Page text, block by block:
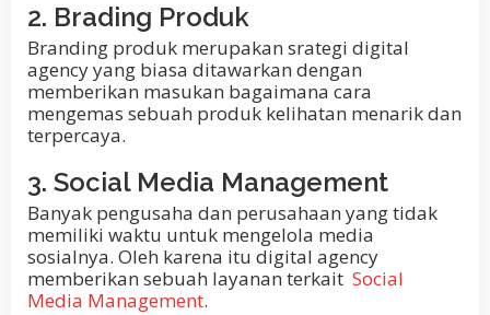
2. Brading Produk
Branding produk merupakan srategi digital
agency yang biasa ditawarkan dengan
memberikan masukan bagaimana cara
mengemas sebuah produk kelihatan menarik dan
terpercaya.
3. Social Media Management
Banyak pengusaha dan perusahaan yang tidak
memiliki waktu untuk mengelola media
sosialnya. Oleh karena itu digital agency
memberikan sebuah layanan terkait Social
Media Management.